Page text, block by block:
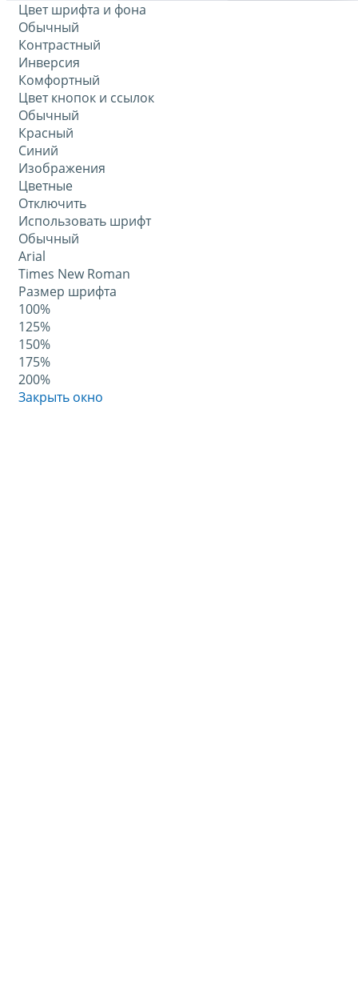
Цвет шрифта и фона
Обычный
Контрастный
Инверсия
Комфортный
Цвет кнопок и ссылок
Обычный
Красный
Синий
Изображения
Цветные
Отключить
Использовать шрифт
Обычный
Arial
Times New Roman
Размер шрифта
100%
125%
150%
175%
200%
Закрыть окно